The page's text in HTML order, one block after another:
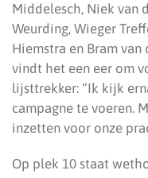
Middelesch, Niek van
Weurding, Wieger
Hiemstra en Bram
vindt het een eer om
lijsttrekker: “Ik kijk
campagne te voeren.
inzetten voor onze
Op plek 10 staat